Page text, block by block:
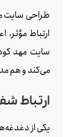
طراحی سایت
ارتباط
سایت مهد
می‌کند و هم
ارتباط
یکی از